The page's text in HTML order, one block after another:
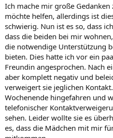
Ich mache mir große
möchte helfen, allerdings ist
schwierig. Nun ist es so, dass
dass die beiden bei mir
die notwendige Unterstützung
bieten. Dies hatte ich vor ein
Freundin angesprochen. Nach
aber komplett negativ und
verweigert sie jeglichen
Wochenende hingefahren und
telefonischer
sehen. Leider wollte sie es
es, dass die Mädchen mit mir